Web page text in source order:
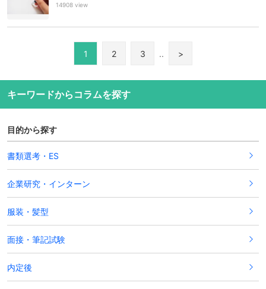
14908 view
1 2 3 .. >
キーワードからコラムを探す
目的から探す
書類選考・ES
企業研究・インターン
服装・髪型
面接・筆記試験
内定後